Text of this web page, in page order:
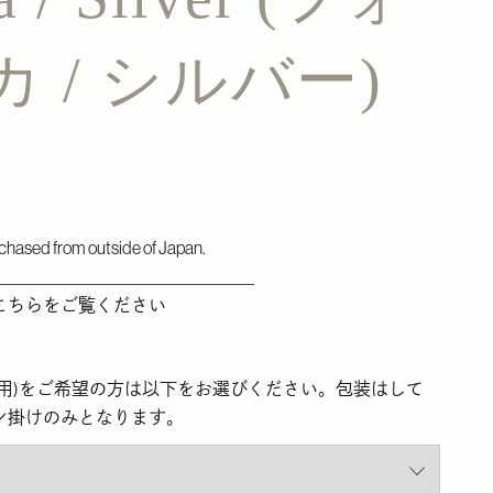
/ シルバー)
from outside of Japan.
ちら をご覧ください
)をご希望の方は以下をお選びください。包装はして
けのみとなります。